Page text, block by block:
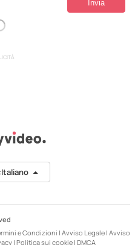
Italiano
e Condizioni | Avviso Legale | Avviso
| Politica sui cookie | DMCA